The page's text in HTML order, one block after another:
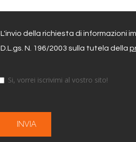
L'invio della richiesta di informazioni
D.L.gs. N. 196/2003 sulla tutela della
Si, vorrei iscrivimi al vostro sito!
INVIA